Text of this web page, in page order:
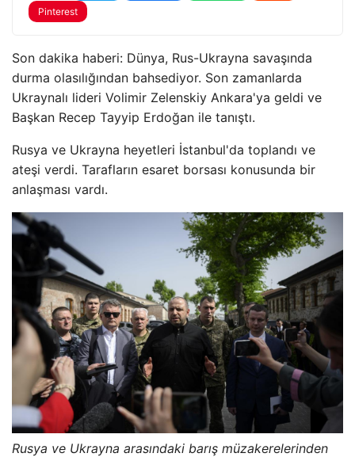
Pinterest
Son dakika haberi: Dünya, Rus-Ukrayna savaşında
durma olasılığından bahsediyor. Son zamanlarda
Ukraynalı lideri Volimir Zelenskiy Ankara'ya geldi ve
Başkan Recep Tayyip Erdoğan ile tanıştı.
Rusya ve Ukrayna heyetleri İstanbul'da toplandı ve
ateşi verdi. Tarafların esaret borsası konusunda bir
anlaşması vardı.
Rusya ve Ukrayna arasındaki barış müzakerelerinden